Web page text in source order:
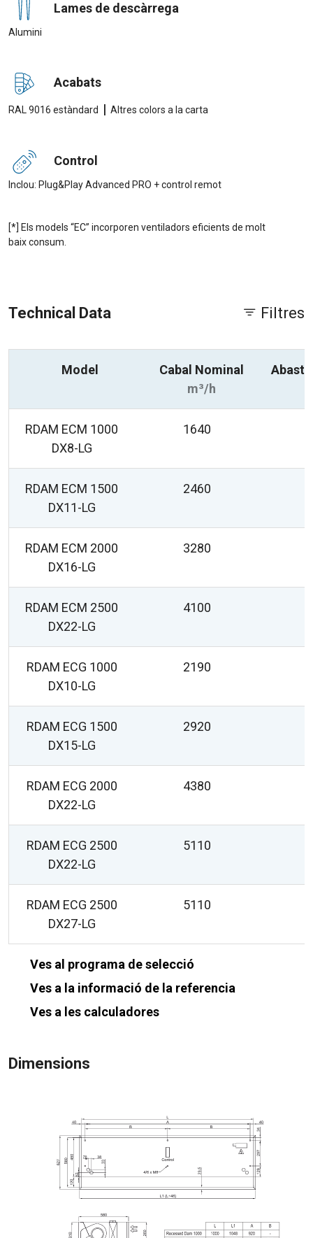
Lames de descàrrega
Alumini
Acabats
RAL 9016 estàndard | Altres colors a la carta
Control
Inclou: Plug&Play Advanced PRO + control remot
[*] Els models “EC” incorporen ventiladors eficients de molt
baix consum.
Technical Data Filtres
Model
Cabal Nominal
m³/h
Abast
RDAM ECM 1000
DX8-LG
1640
RDAM ECM 1500
DX11-LG
2460
RDAM ECM 2000
DX16-LG
3280
RDAM ECM 2500
DX22-LG
4100
RDAM ECG 1000
DX10-LG
2190
RDAM ECG 1500
DX15-LG
2920
RDAM ECG 2000
DX22-LG
4380
RDAM ECG 2500
DX22-LG
5110
RDAM ECG 2500
DX27-LG
5110
Ves al programa de selecció
Ves a la informació de la referencia
Ves a les calculadores
Dimensions